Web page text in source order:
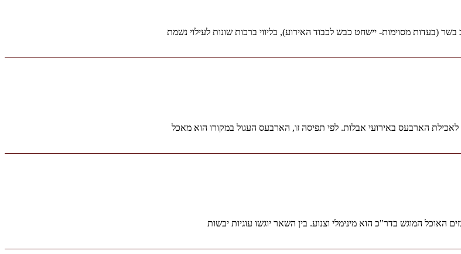
(בעדות מסוימות- יישחט כבש לכבוד האירוע), בליווי ברכות שונות לעילוי נשמת
הארבעס באירועי אבלות. לפי תפיסה זו, הארבעס העגול במקורו הוא מאכל
המוגש בדר"כ הוא מינימלי וצנוע. בין השאר יוגשו עוגיות יבשות